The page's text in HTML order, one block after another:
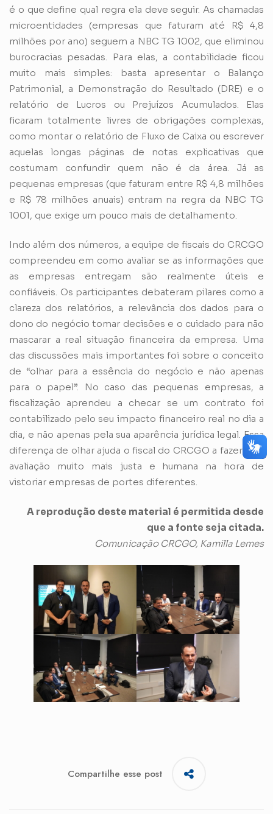
é o que define qual regra ela deve seguir. As chamadas
microentidades (empresas que faturam até R$ 4,8
milhões por ano) seguem a NBC TG 1002, que eliminou
burocracias pesadas. Para elas, a contabilidade ficou
muito mais simples: basta apresentar o Balanço
Patrimonial, a Demonstração do Resultado (DRE) e o
relatório de Lucros ou Prejuízos Acumulados. Elas
ficaram totalmente livres de obrigações complexas,
como montar o relatório de Fluxo de Caixa ou escrever
aquelas longas páginas de notas explicativas que
costumam confundir quem não é da área. Já as
pequenas empresas (que faturam entre R$ 4,8 milhões
e R$ 78 milhões anuais) entram na regra da NBC TG
1001, que exige um pouco mais de detalhamento.
Indo além dos números, a equipe de fiscais do CRCGO
compreendeu em como avaliar se as informações que
as empresas entregam são realmente úteis e
confiáveis. Os participantes debateram pilares como a
clareza dos relatórios, a relevância dos dados para o
dono do negócio tomar decisões e o cuidado para não
mascarar a real situação financeira da empresa. Uma
das discussões mais importantes foi sobre o conceito
de “olhar para a essência do negócio e não apenas
para o papel”. No caso das pequenas empresas, a
fiscalização aprendeu a checar se um contrato foi
contabilizado pelo seu impacto financeiro real no dia a
dia, e não apenas pela sua aparência jurídica legal. Essa
diferença de olhar ajuda o fiscal do CRCGO a fazer uma
avaliação muito mais justa e humana na hora de
vistoriar empresas de portes diferentes.
A reprodução deste material é permitida desde
que a fonte seja citada.
Comunicação CRCGO, Kamilla Lemes
Compartilhe esse post